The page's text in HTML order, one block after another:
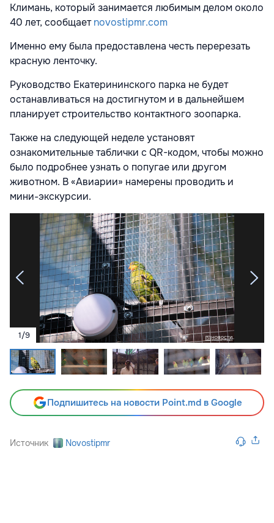
Климань, который занимается любимым делом около
40 лет, сообщаетnovostipmr.com
Именно ему была предоставлена честь перерезать
красную ленточку.
Руководство Екатерининского парка не будет
останавливаться на достигнутом и в дальнейшем
планирует строительство контактного зоопарка.
Также на следующей неделе установят
ознакомительные таблички с QR-кодом, чтобы можно
было подробнее узнать о попугае или другом
животном. В «Авиарии» намерены проводить и
мини-экскурсии.
1/9
Подпишитесь на новости Point.md в Google
Источник Novostipmr